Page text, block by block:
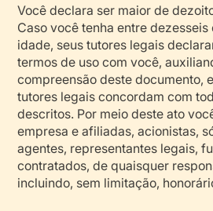
Você declara ser maior de
Caso você tenha entre
idade, seus tutores legais
termos de uso com você,
compreensão deste documento,
tutores legais concordam com
descritos. Por meio deste ato
empresa e afiliadas, acionistas,
agentes, representantes legais,
contratados, de quaisquer
incluindo, sem limitação,